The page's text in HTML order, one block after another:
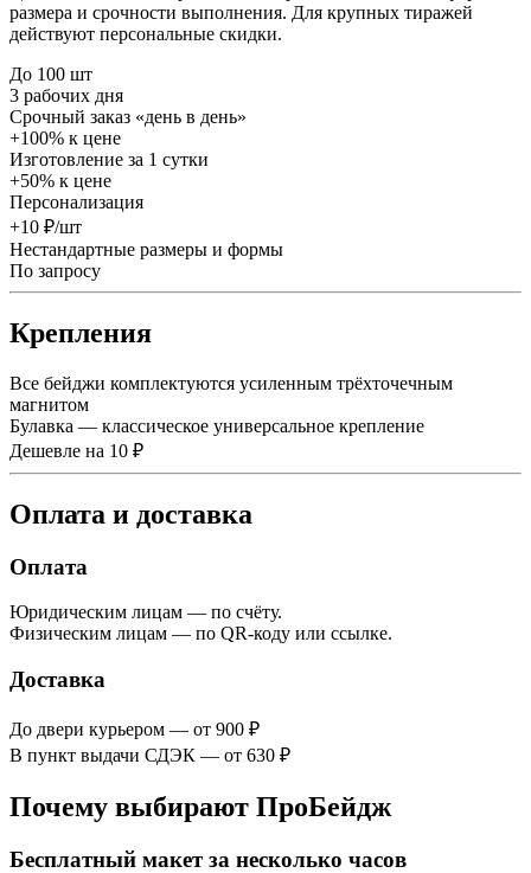
размера и срочности выполнения. Для крупных тиражей
действуют персональные скидки.
До 100 шт
3 рабочих дня
Срочный заказ «день в день»
+100% к цене
Изготовление за 1 сутки
+50% к цене
Персонализация
+10 ₽/шт
Нестандартные размеры и формы
По запросу
Крепления
Все бейджи комплектуются усиленным трёхточечным
магнитом
Булавка — классическое универсальное крепление
Дешевле на 10 ₽
Оплата и доставка
Оплата
Юридическим лицам — по счёту.
Физическим лицам — по QR-коду или ссылке.
Доставка
До двери курьером — от 900 ₽
В пункт выдачи СДЭК — от 630 ₽
Почему выбирают ПроБейдж
Бесплатный макет за несколько часов